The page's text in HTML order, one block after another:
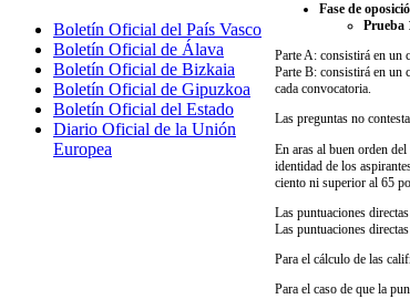
Fase de
Prueba
Parte A: consistirá en un
Parte B: consistirá en un
cada convocatoria.
Las preguntas no
En aras al buen orden
identidad de los
ciento ni superior al 65
Las puntuaciones
Las puntuaciones
Para el cálculo de las
Para el caso de que la
Boletín Oficial del País Vasco
Boletín Oficial de Álava
Boletín Oficial de Bizkaia
Boletín Oficial de Gipuzkoa
Boletín Oficial del Estado
Diario Oficial de la Unión
Europea